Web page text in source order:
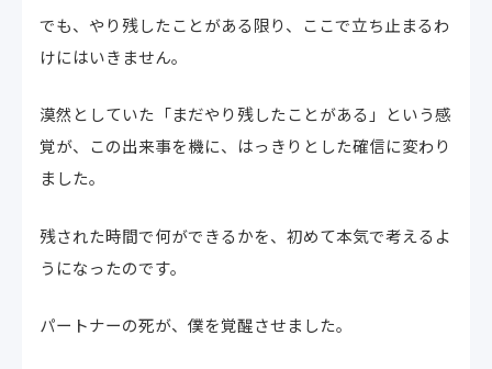
でも、やり残したことがある限り、ここで立ち止まるわ
けにはいきません。
漠然としていた「まだやり残したことがある」という感
覚が、この出来事を機に、はっきりとした確信に変わり
ました。
残された時間で何ができるかを、初めて本気で考えるよ
うになったのです。
パートナーの死が、僕を覚醒させました。